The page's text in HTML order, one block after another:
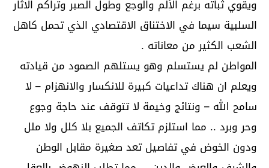
ويقوي ثباته برغم الألم والوجع وطول الصبر وتراكم الاثار
السلبية سيما في الاختناق الاقتصادي الذي تحمل كاهل
الشعب الكثير من معاناته .
المواطن لم يستسلم وهو يستلهم الصمود من قيادته
ويعلم ان هناك تداعيات كبيرة للانكسار والانهزام – لا
سامح الله – ونتائج وخيمة لا تتوقف عند حاجة وجوع
وحر وبرد .. مما استلزم تكاتف الجميع بلا كلل ولا ملل
ودون الخوض في تفاصيل تعد صغيرة مقابل الوطن